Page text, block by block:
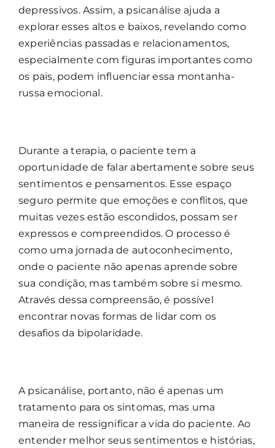
depressivos. Assim, a psicanálise ajuda a
explorar esses altos e baixos, revelando como
experiências passadas e relacionamentos,
especialmente com figuras importantes como
os pais, podem influenciar essa montanha-
russa emocional.
Durante a terapia, o paciente tem a
oportunidade de falar abertamente sobre seus
sentimentos e pensamentos. Esse espaço
seguro permite que emoções e conflitos, que
muitas vezes estão escondidos, possam ser
expressos e compreendidos. O processo é
como uma jornada de autoconhecimento,
onde o paciente não apenas aprende sobre
sua condição, mas também sobre si mesmo.
Através dessa compreensão, é possível
encontrar novas formas de lidar com os
desafios da bipolaridade.
A psicanálise, portanto, não é apenas um
tratamento para os sintomas, mas uma
maneira de ressignificar a vida do paciente. Ao
entender melhor seus sentimentos e histórias,